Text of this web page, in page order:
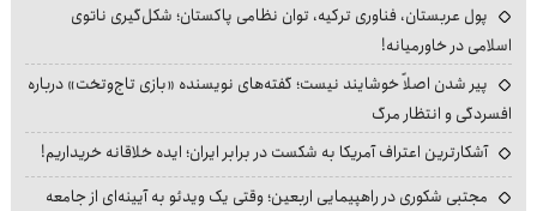
پول عربستان، فناوری ترکیه، توان نظامی پاکستان؛ شکل‌گیری ناتوی
اسلامی در خاورمیانه!
پیر شدن اصلاً خوشایند نیست؛ گفته‌های نویسنده «بازی تاج‌وتخت» درباره
افسردگی و انتظار مرگ
آشکارترین اعتراف آمریکا به شکست در برابر ایران؛ ایده خلاقانه خریداریم!
مجتبی شکوری در راهپیمایی اربعین؛ وقتی یک ویدئو به آیینه‌ای از جامعه